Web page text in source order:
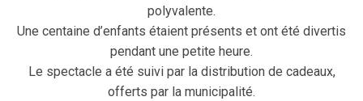
polyvalente.
Une centaine d’enfants étaient présents et ont été divertis
pendant une petite heure.
Le spectacle a été suivi par la distribution de cadeaux,
offerts par la municipalité.